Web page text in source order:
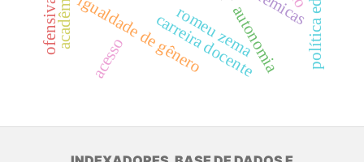
romeu zema
igualdade de gênero
acesso autonomia
carreira docente